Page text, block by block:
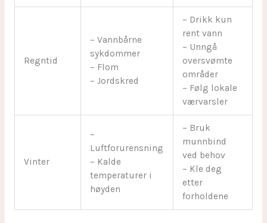
Regntid
– Vannbårne
sykdommer
– Flom
– Jordskred
– Drikk kun
rent vann
– Unngå
oversvømte
områder
– Følg lokale
værvarsler
Vinter
–
Luftforurensning
– Kalde
temperaturer i
høyden
– Bruk
munnbind
ved behov
– Kle deg
etter
forholdene